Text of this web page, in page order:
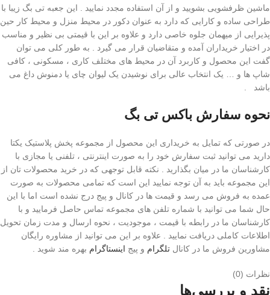
ماشین ظرفشویی بشویید و از آن استفاده مجدد نمایید . این جعبه تی بگ زیبا با
طراحی ساده و کارایی که دارد به عنوان دکور در محیط منزل و محیط کار حین
پذیرایی از میهمان جلوه خاصی دارد و علاوه بر این با قیمتی بی نظیر و مناسب
در اختیار خریداران آمده و متقاضیان قرار می گیرد . به طور کلی می ‌توان
گفت این محصول و کاربرد آن در محیط های مختلف کاری ، مسکونی ، کافی
شاپ ها و … یک انتخاب عالی برای نوشیدن یک لیوان چای یا دمنوش داغ می
باشد .
نحوه سفارش باکس تی بگ
در صورتی که تمایل به خریداری این محصول از مجموعه پخش پلاستیک یکتا
دارید می ‌توانید ثبت سفارش خود را به صورت اینترنتی ، تلفنی یا مجازی با
کارشناسان ما در میان بگذارید . نکته قابل توجهی که در خرید محصولات تان از
این مجموعه باید به آن توجه نمایید این است که تمامی محصولات به صورت
عمده به فروش می رسد و قیمت ها در کانال و پیج درج نشده است اما با این
حال شما می توانید با شماره تلفن های مجموعه تماس حاصل فرمایید و با
کارشناسان ما در رابطه با قیمت ، موجودیت ، نحوه ارسال و مدت زمان تحویل
اطلاعات کاملی دریافت نمایید . علاوه بر این می توانید از مشاوره رایگان
مشاورین فروش ما در کانال تلگرام و پیج اینستاگرام بهره مند شوید .
نظرات (0)
نقد و بررسی‌ها